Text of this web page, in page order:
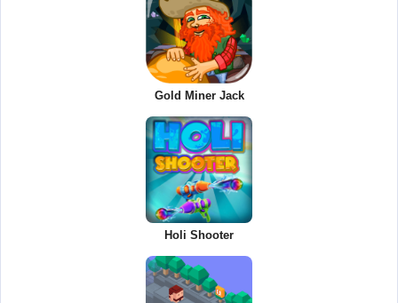
Gold Miner Jack
Holi Shooter